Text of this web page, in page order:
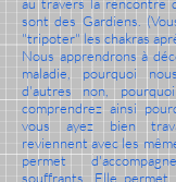
sont des Gardiens.
"tripoter" les chakras
Nous apprendrons à
maladie, pourquoi
d'autres non,
comprendrez ainsi
vous ayez bien
reviennent avec les
permet
souffrants. Elle permet